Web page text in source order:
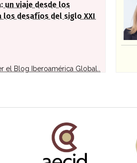
un viaje desde los
desafíos del siglo XXI
el Blog Iberoamérica Global..